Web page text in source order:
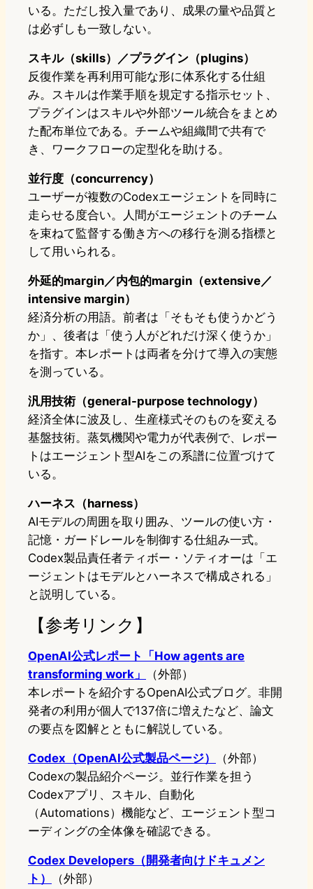
いる。ただし投入量であり、成果の量や品質と
は必ずしも一致しない。
スキル（skills）／プラグイン（plugins）
反復作業を再利用可能な形に体系化する仕組
み。スキルは作業手順を規定する指示セット、
プラグインはスキルや外部ツール統合をまとめ
た配布単位である。チームや組織間で共有で
き、ワークフローの定型化を助ける。
並行度（concurrency）
ユーザーが複数のCodexエージェントを同時に
走らせる度合い。人間がエージェントのチーム
を束ねて監督する働き方への移行を測る指標と
して用いられる。
外延的margin／内包的margin（extensive／
intensive margin）
経済分析の用語。前者は「そもそも使うかどう
か」、後者は「使う人がどれだけ深く使うか」
を指す。本レポートは両者を分けて導入の実態
を測っている。
汎用技術（general-purpose technology）
経済全体に波及し、生産様式そのものを変える
基盤技術。蒸気機関や電力が代表例で、レポー
トはエージェント型AIをこの系譜に位置づけて
いる。
ハーネス（harness）
AIモデルの周囲を取り囲み、ツールの使い方・
記憶・ガードレールを制御する仕組み一式。
Codex製品責任者ティボー・ソティオーは「エ
ージェントはモデルとハーネスで構成される」
と説明している。
【参考リンク】
OpenAI公式レポート「How agents are
transforming work」
（外部）
本レポートを紹介するOpenAI公式ブログ。非開
発者の利用が個人で137倍に増えたなど、論文
の要点を図解とともに解説している。
Codex（OpenAI公式製品ページ）
（外部）
Codexの製品紹介ページ。並行作業を担う
Codexアプリ、スキル、自動化
（Automations）機能など、エージェント型コ
ーディングの全体像を確認できる。
Codex Developers（開発者向けドキュメン
ト）
（外部）